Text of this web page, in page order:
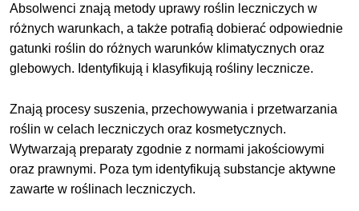
Absolwenci znają metody uprawy roślin leczniczych w
różnych warunkach, a także potrafią dobierać odpowiednie
gatunki roślin do różnych warunków klimatycznych oraz
glebowych. Identyfikują i klasyfikują rośliny lecznicze.
Znają procesy suszenia, przechowywania i przetwarzania
roślin w celach leczniczych oraz kosmetycznych.
Wytwarzają preparaty zgodnie z normami jakościowymi
oraz prawnymi. Poza tym identyfikują substancje aktywne
zawarte w roślinach leczniczych.